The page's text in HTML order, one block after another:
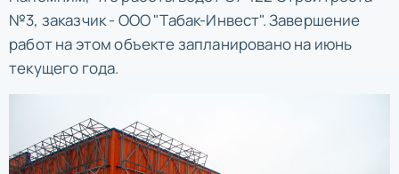
№3, заказчик - ООО "Табак-Инвест". Завершение
работ на этом объекте запланировано на июнь
текущего года.